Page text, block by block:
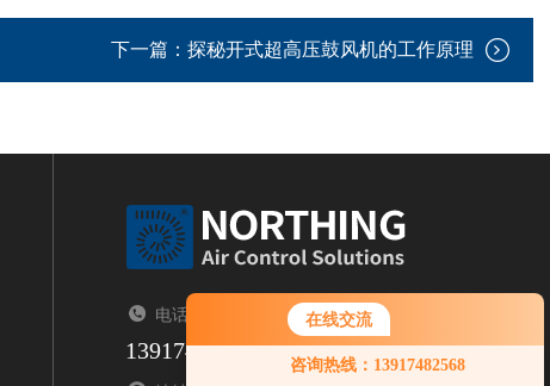
在线交流
咨询热线：13917482568
下一篇： 探秘开式超高压鼓风机的工作原理
电话：TEL
13917482568